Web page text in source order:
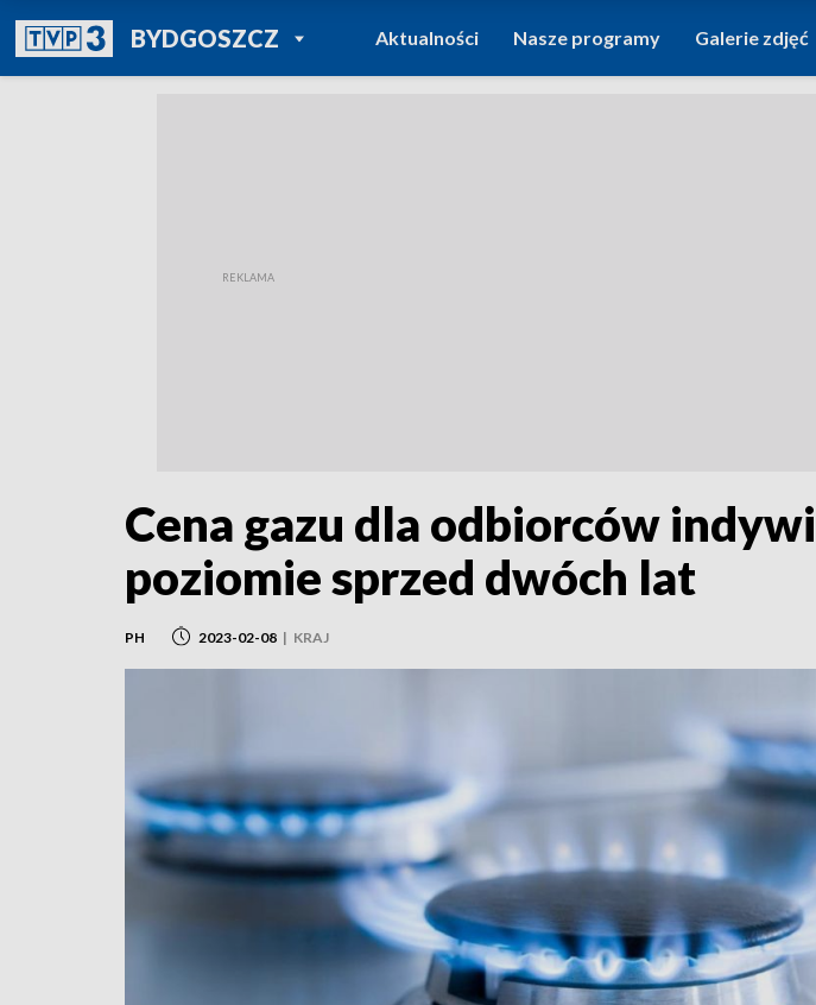
BYDGOSZCZPOWRÓT DO
TVP REGIONY
Aktualności Nasze programy Galerie zdjęć
Cena gazu dla odbiorców
poziomie sprzed dwóch lat
PH 2023-02-08 | KRAJ